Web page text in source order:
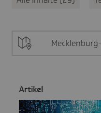
Artikel